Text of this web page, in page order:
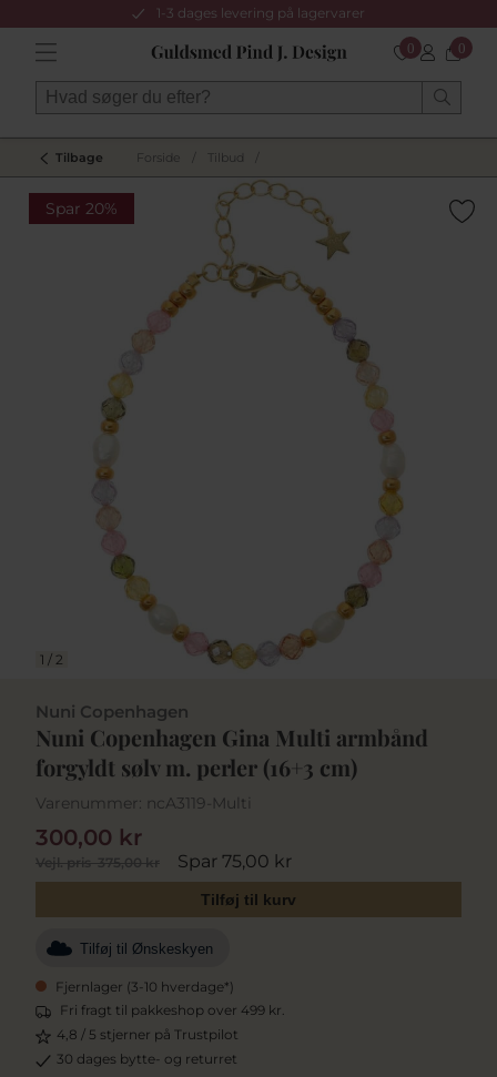
1-3 dages levering på lagervarer
0 0
Tilbage Forside Tilbud
Spar 20%
1 / 2
Nuni Copenhagen
Nuni Copenhagen Gina Multi armbånd
forgyldt sølv m. perler (16+3 cm)
Varenummer: ncA3119-Multi
Vejl. pris375,00 kr Spar 75,00 kr
300,00 kr
Tilføj til kurv
Tilføj til Ønskeskyen
Fjernlager (3-10 hverdage*)
Fri fragt til pakkeshop over 499 kr.
4,8 / 5 stjerner på Trustpilot
30 dages bytte- og returret